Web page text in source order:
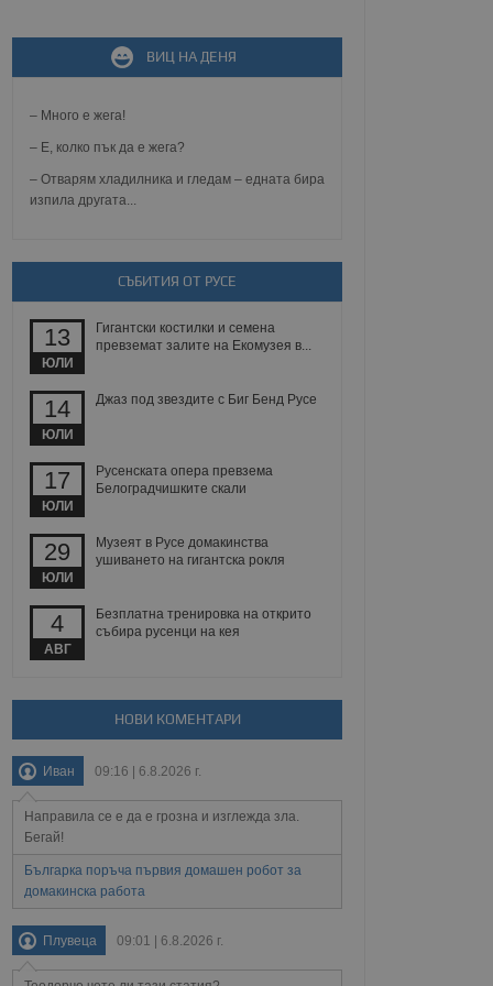
ВИЦ НА ДЕНЯ
– Много е жега!
– Е, колко пък да е жега?
– Отварям хладилника и гледам – едната бира
изпила другата...
СЪБИТИЯ ОТ РУСЕ
13
ЮЛИ
Гигантски костилки и семена
превземат залите на Екомузея в...
14
ЮЛИ
Джаз под звездите с Биг Бенд Русе
17
ЮЛИ
Русенската опера превзема
Белоградчишките скали
29
ЮЛИ
Музеят в Русе домакинства
ушиването на гигантска рокля
4
АВГ
Безплатна тренировка на открито
събира русенци на кея
НОВИ КОМЕНТАРИ
Иван 09:16 | 6.8.2026 г.
Направила се е да е грозна и изглежда зла.
Бегай!
Българка поръча първия домашен робот за
домакинска работа
Плувеца 09:01 | 6.8.2026 г.
зададена от уеб
MVC
известно като
при затваряне
на съгласието на
за тяхното
сесии.
между хората
уебсайт.
на
на бисквитките,
съответствие и
и
и предоставя
използва
потребител може
поведение и
на сайта. Тя
с
на
на сайта.
взаимодействия
и потребителския
събиране на данни
за
се
данни,
на посещенията,
били заредени.
опит.
тя може
новата или
на сайта. Тя
която е
в целия
на социалните